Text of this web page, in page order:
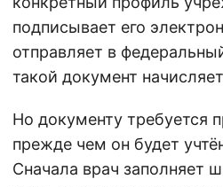
подписывает его
отправляет в
такой документ
Но документу требуется
прежде чем он будет
Сначала врач заполняет